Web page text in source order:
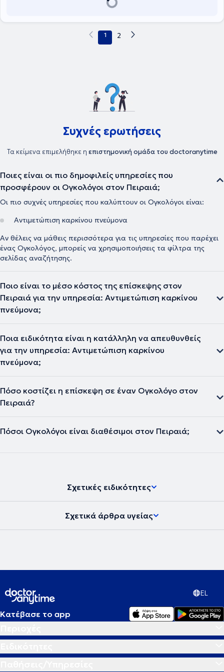
Τέλος, ο γιατρός είναι μέλος του Ιατρικού Συλλόγου Αθηνών, της
1 2
Συχνές ερωτήσεις
Τα κείμενα επιμελήθηκε η επιστημονική ομάδα του doctoranytime
Ποιες είναι οι πιο δημοφιλείς υπηρεσίες που
προσφέρουν οι Ογκολόγοι στον Πειραιά;
Οι πιο συχνές υπηρεσίες που καλύπτουν οι Ογκολόγοι είναι:
Αντιμετώπιση καρκίνου πνεύμονα
Αν θέλεις να μάθεις περισσότερα για τις υπηρεσίες που παρέχει
ένας Ογκολόγος, μπορείς να χρησιμοποιήσεις τα φίλτρα της
σελίδας αναζήτησης.
Ποιο είναι το μέσο κόστος της επίσκεψης στον
Πειραιά για την υπηρεσία: Αντιμετώπιση καρκίνου
πνεύμονα;
Ποια ειδικότητα είναι η κατάλληλη να απευθυνθείς
για την υπηρεσία: Αντιμετώπιση καρκίνου
πνεύμονα;
Πόσο κοστίζει η επίσκεψη σε έναν Ογκολόγο στον
Πειραιά?
Πόσοι Ογκολόγοι είναι διαθέσιμοι στον Πειραιά;
Σχετικές ειδικότητες
Σχετικά άρθρα υγείας
EL
Κατέβασε το app